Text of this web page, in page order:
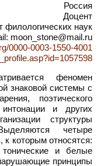
Россия
Доцент
филологических наук
moon_stone@mail.ru
0000-0003-1550-4001
феномен
знаковой системы с
поэтического
интонации и других
структуры
четыре
к которым относятся:
тонические и белые
принципы